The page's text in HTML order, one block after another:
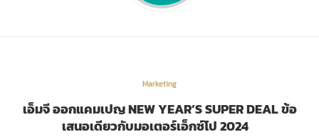
Marketing
เอ็มจี ออกแคมเปญ NEW YEAR’S SUPER DEAL ข้อ
เสนอเดียวกับมอเตอร์เอ็กซ์โป 2024